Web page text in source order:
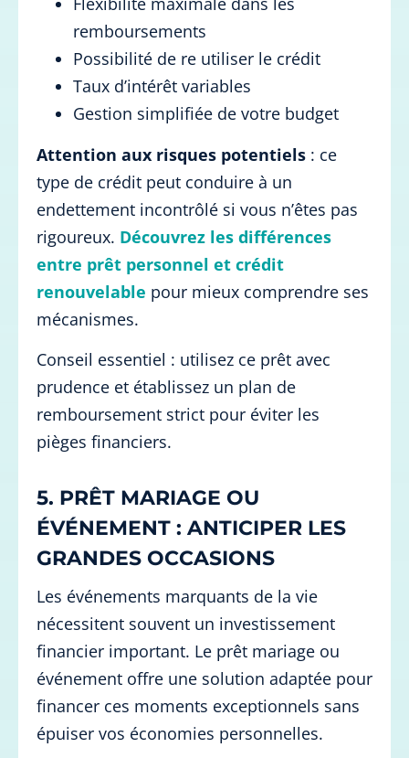
remboursements
Possibilité de re utiliser le crédit
Taux d’intérêt variables
Gestion simplifiée de votre budget
Attention aux risques potentiels : ce
type de crédit peut conduire à un
endettement incontrôlé si vous n’êtes pas
rigoureux. Découvrez les différences
entre prêt personnel et crédit
renouvelable pour mieux comprendre ses
mécanismes.
Conseil essentiel : utilisez ce prêt avec
prudence et établissez un plan de
remboursement strict pour éviter les
pièges financiers.
5. PRÊT MARIAGE OU
ÉVÉNEMENT : ANTICIPER LES
GRANDES OCCASIONS
Les événements marquants de la vie
nécessitent souvent un investissement
financier important. Le prêt mariage ou
événement offre une solution adaptée pour
financer ces moments exceptionnels sans
épuiser vos économies personnelles.